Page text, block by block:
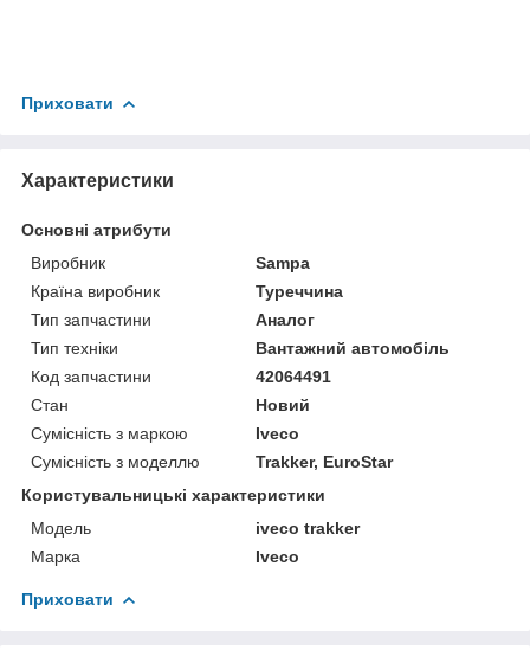
Приховати
Характеристики
Основні атрибути
Виробник
Sampa
Країна виробник
Туреччина
Тип запчастини
Аналог
Тип техніки
Вантажний автомобіль
Код запчастини
42064491
Стан
Новий
Сумісність з маркою
Iveco
Сумісність з моделлю
Trakker, EuroStar
Користувальницькі характеристики
Модель
iveco trakker
Марка
Iveco
Приховати